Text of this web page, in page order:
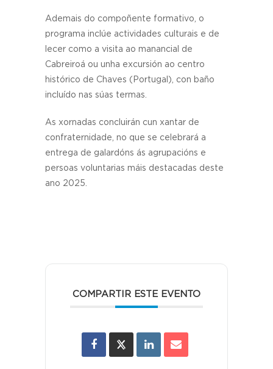
Ademais do compoñente formativo, o
programa inclúe actividades culturais e de
lecer como a visita ao manancial de
Cabreiroá ou unha excursión ao centro
histórico de Chaves (Portugal), con baño
incluído nas súas termas.
As xornadas concluirán cun xantar de
confraternidade, no que se celebrará a
entrega de galardóns ás agrupacións e
persoas voluntarias máis destacadas deste
ano 2025.
COMPARTIR ESTE EVENTO